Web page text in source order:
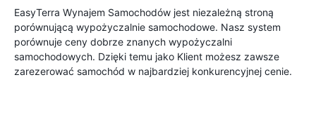
EasyTerra Wynajem Samochodów jest niezależną stroną
porównującą wypożyczalnie samochodowe. Nasz system
porównuje ceny dobrze znanych wypożyczalni
samochodowych. Dzięki temu jako Klient możesz zawsze
zarezerować samochód w najbardziej konkurencyjnej cenie.